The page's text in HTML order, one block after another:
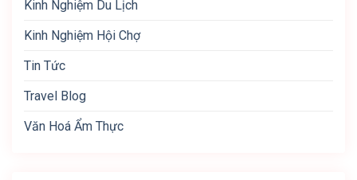
Kinh Nghiệm Du Lịch
Kinh Nghiệm Hội Chợ
Tin Tức
Travel Blog
Văn Hoá Ẩm Thực